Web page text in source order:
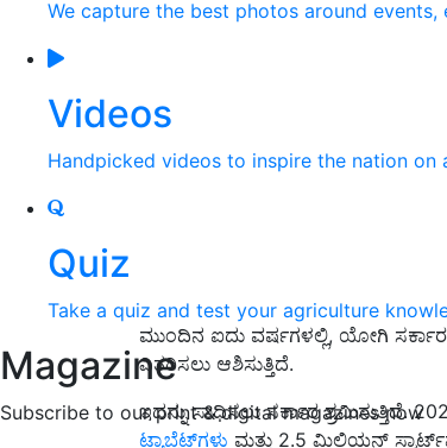
We capture the best photos around
Videos
Handpicked videos to inspire the nation
Quiz
Take a quiz and test your agriculture
Magazine
Subscribe to our print & digital magazines now
ಮುಂದಿನ ಐದು ವರ್ಷಗಳಲ್ಲಿ, ಯೋಗಿ
ವಿತರಿಸಲು ಆಶಿಸುತ್ತಿದೆ.
ಇದನ್ನು ಸಾಧಿಸಲು ಸರ್ಕಾರ
ಟ್ಯಾಬ್ಲೆಟ್‌ಗಳು ಮತ್ತು 2.5 ಮಿಲಿಯನ್